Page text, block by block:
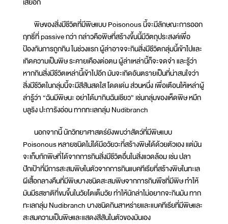
พิษของสิ่งมีชีวิตที่มีพิษแบบ Poisonous นี้จะมีลักษณะการออก
ฤทธิ์ที่ passive กว่า กล่าวคือพิษที่สร้างขึ้นนี้มีวัตถุประสงค์เพื่อ
ป้องกันการถูกกิน ในช่วงแรก ผู้ล่าอาจจะกินสิ่งมีชีวิตกลุ่มนี้เข้าไปและ
เกิดความเป็นพิษ ระคายเคืองต่อตน ผู้ล่าเหล่านี้ก็จะจดจำ และรู้ว่า
หากกินสิ่งมีชีวิตเหล่านี้เข้าไปอีก มันจะเกิดอันตรายเป็นที่น่าสนใจว่า
สิ่งมีชีวิตในกลุ่มนี้จะมีสีสันสดใส โดดเด่น ส่วนหนึ่ง เพื่อเตือนให้เหล่าผู้
ล่ารู้ว่า “ฉันมีพิษนะ อย่าได้มากินฉันเชียว” เช่นกลุ่มของเห็ดพิษ หมึก
บลูริง ปะการังอ่อน ทากทะเลกลุ่ม Nudibranch
นอกจากนี้ นักวิทยาศาสตร์ยังพบว่าสัตว์ที่มีพิษแบบ
Poisonous หลายชนิดไม่ได้มีอวัยวะที่สร้างพิษได้ด้วยตัวเอง แต่มัน
จะเก็บกักพิษที่ได้จากการกินสิ่งมีชีวิตอื่นในสิ่งแวดล้อม เช่น ปลา
ปักเป้าที่มีการสะสมพิษในตัวจากการกินแบคทีเรียที่สร้างพิษในทะเล
ผีเสื้อกลางคืนที่มีพิษบางชนิดสะสมพิษจากการกินพืชที่มีพิษ ทำให้
มันมีรสชาติที่ขมขึ้นในวัยโตเต็มวัย ทำให้นักล่าไม่อยากจะกินมัน ทาก
ทะเลกลุ่ม Nudibranch บางชนิดกินสาหร่ายและแบคทีเรียที่มีพิษและ
สะสมความเป็นพิษและแสดงสีสันในตัวของมันเอง